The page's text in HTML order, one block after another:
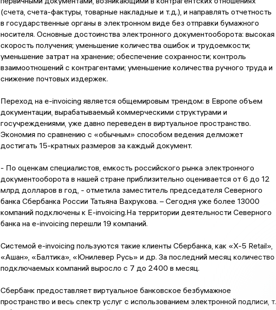
(счета, счета-фактуры, товарные накладные и т.д.), и направлять отчетность
в государственные органы в электронном виде без отправки бумажного
носителя. Основные достоинства электронного документооборота: высокая
скорость получения; уменьшение количества ошибок и трудоемкости;
уменьшение затрат на хранение; обеспечение сохранности; контроль
взаимоотношений с контрагентами; уменьшение количества ручного труда и
снижение почтовых издержек.
Переход на e-invoicing является общемировым трендом: в Европе объем
документации, вырабатываемый коммерческими структурами и
госучреждениями, уже давно переведен в виртуальное пространство.
Экономия по сравнению с «обычным» способом ведения делможет
достигать 15-кратных размеров за каждый документ.
- По оценкам специалистов, емкость российского рынка электронного
документооборота в нашей стране приблизительно оценивается от 6 до 12
млрд долларов в год, - отметила заместитель председателя Северного
банка Сбербанка России Татьяна Вахрукова. – Сегодня уже более 13000
компаний подключены к E-invoicing.На территории деятельности Северного
банка на e-invoicing перешли 19 компаний.
Системой e-invoicing пользуются такие клиенты Сбербанка, как «X-5 Retail»,
«Ашан», «Балтика», «Юнилевер Русь» и др. За последний месяц количество
подключаемых компаний выросло с 7 до 2400 в месяц.
Сбербанк предоставляет виртуальное банковское безбумажное
пространство и весь спектр услуг с использованием электронной подписи, т.